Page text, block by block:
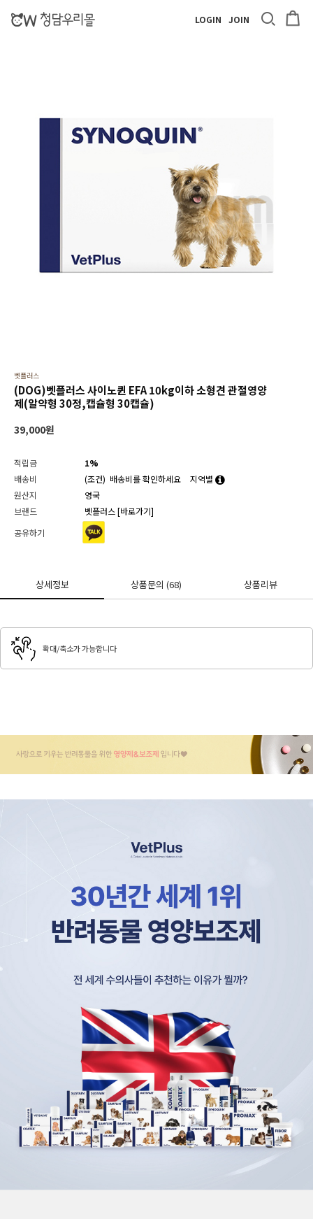
LOGIN JOIN
벳플러스
(DOG)벳플러스 사이노퀸 EFA 10kg이하 소형견 관절영양
제(알약형 30정,캡슐형 30캡슐)
39,000원
적립금
1%
배송비
(조건) 배송비를 확인하세요
지역별
원산지
영국
브랜드
벳플러스 [바로가기]
공유하기
상세정보 상품문의(68) 상품리뷰
확대/축소가 가능합니다